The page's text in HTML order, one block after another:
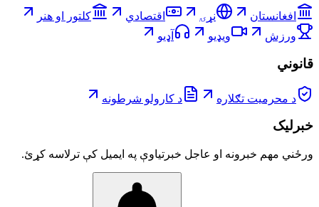
افغانستان نړۍ اقتصادي
کلتور او هنر
ورزش
ویډیو آډیو
قانوني
د محرمیت تګلاره د کارولو شرطونه
خبرلیک
ورځني مهم خبرونه او عاجل خبرتیاوې په ایمیل کې ترلاسه کړئ.